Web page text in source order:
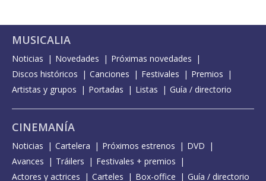
MUSICALIA
Noticias Novedades
Próximas novedades
Discos históricos
Canciones Festivales
Premios
Artistas y grupos
Portadas Listas Guía / directorio
CINEMANÍA
Noticias Cartelera Próximos estrenos
DVD
Avances
Tráilers
Festivales + premios
Actores y actrices
Carteles Box-office Guía / directorio